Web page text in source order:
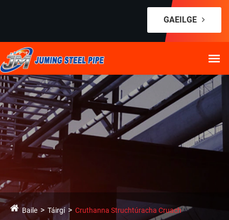
GAEILGE
Baile Táirgí Cruthanna Struchtúracha Cruach